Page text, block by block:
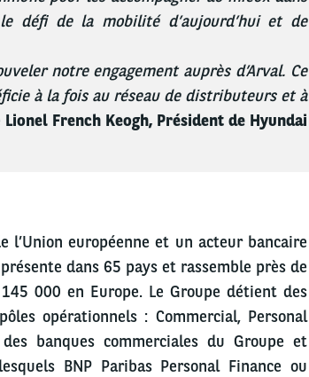
défi de la mobilité d’aujourd’hui et de
notre engagement auprès d’Arval. Ce
à la fois au réseau de distributeurs et à
Lionel French Keogh, Président de Hyundai
l’Union européenne et un acteur bancaire
dans 65 pays et rassemble près de
000 en Europe. Le Groupe détient des
opérationnels : Commercial, Personal
banques commerciales du Groupe et
BNP Paribas Personal Finance ou